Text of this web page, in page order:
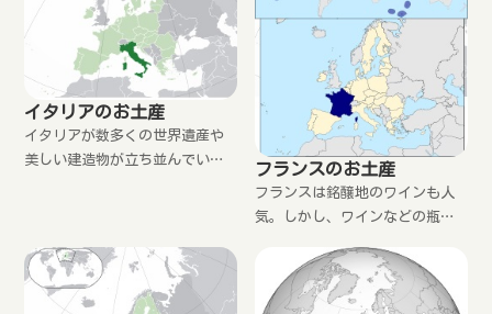
イタリアのお土産
イタリアが数多くの世界遺産や
美しい建造物が立ち並んでいま
も、選ぶ時間がない、数が多く
て重いなどなら、日本で購入で
きるから大丈夫。
フランスのお土産
フランスは銘醸地のワインも人
気。しかし、ワインなどの瓶は1
るし、割れるのも心配。現地か
ら送るのも送料がかかる。それ